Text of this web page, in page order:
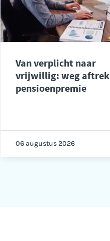
Van verplicht naar
vrijwillig: weg aftrek
pensioenpremie
06 augustus 2026